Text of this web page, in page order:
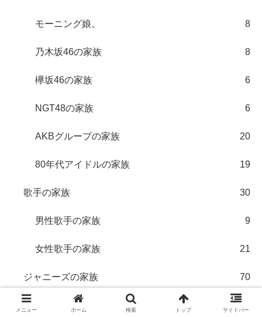
モーニング娘。 8
乃木坂46の家族 8
欅坂46の家族 6
NGT48の家族 6
AKBグループの家族 20
80年代アイドルの家族 19
歌手の家族 30
男性歌手の家族 9
女性歌手の家族 21
ジャニーズの家族 70
SMAPの家族
メニュー ホーム 検索 トップ サイドバー